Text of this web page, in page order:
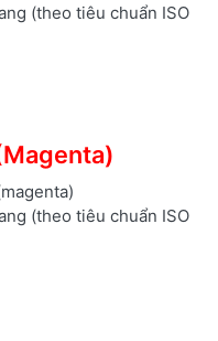
(theo tiêu chuẩn ISO
(theo tiêu chuẩn ISO